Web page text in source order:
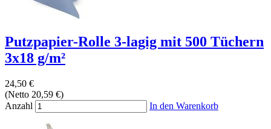
Putzpapier-Rolle 3-lagig mit 500 Tüchern
3x18 g/m²
24,50 €
(Netto 20,59 €)
Anzahl
In den Warenkorb